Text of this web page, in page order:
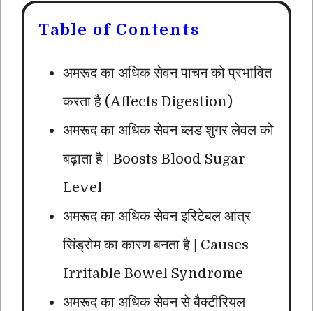
Table of Contents
अमरूद का अधिक सेवन पाचन को प्रभावित
करता है (Affects Digestion)
अमरूद का अधिक सेवन ब्लड शुगर लेवल को
बढ़ाता है | Boosts Blood Sugar
Level
अमरूद का अधिक सेवन इरिटेबल आंत्र
सिंड्रोम का कारण बनता है | Causes
Irritable Bowel Syndrome
अमरूद का अधिक सेवन से बैक्टीरियल